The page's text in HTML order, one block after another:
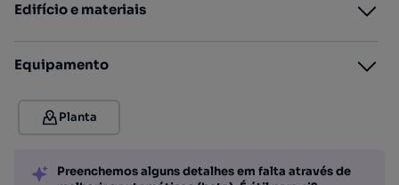
Edifício e materiais
Equipamento
Planta
Preenchemos alguns detalhes em falta através de